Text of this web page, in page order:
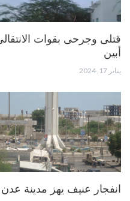
قتلى وجرحى بقوات
أبين
يناير 17, 2024
انفجار عنيف يهز مدينة عدن